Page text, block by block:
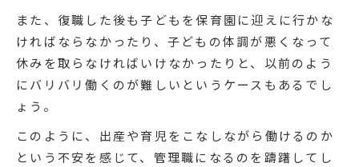
また、復職した後も子どもを保育園に迎えに行かな
ければならなかったり、子どもの体調が悪くなって
休みを取らなければいけなかったりと、以前のよう
にバリバリ働くのが難しいというケースもあるでし
ょう。
このように、出産や育児をこなしながら働けるのか
という不安を感じて、管理職になるのを躊躇してし